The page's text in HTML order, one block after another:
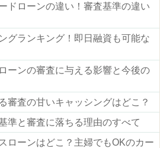
ドローンの違い！審査基準の違い
グランキング！即日融資も可能な
ーンの審査に与える影響と今後の
審査の甘いキャッシングはどこ？
準と審査に落ちる理由のすべて
ローンはどこ？主婦でもOKのカー